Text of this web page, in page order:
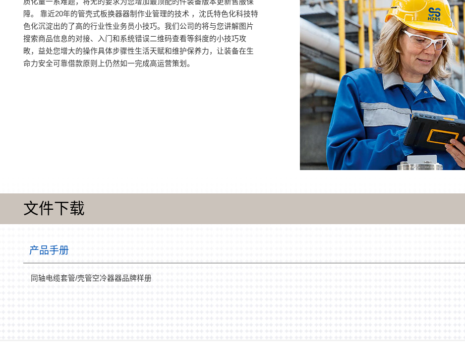
障。 靠近20年的管壳式板换器器制作业管理的技术 ，沈氏特色化科技特
色化沉淀出的了高的行业性业务员小技巧。我们公司的将与您讲解图片
搜索商品信息的对接、入门和系统错误二维码查看等斜度的小技巧攻
畋，益处您增大的操作具体步骤性生活天赋和维护保养力，让装备在生
命力安全可靠借款原则上仍然如一完成高运营策划。
文件下载
产品手册
同轴电缆套管/壳管空冷器器品牌样册